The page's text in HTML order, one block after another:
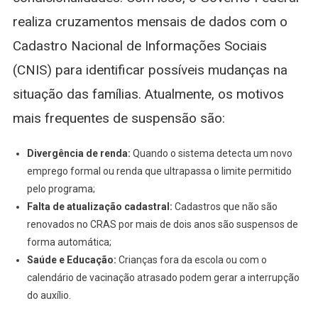
realiza cruzamentos mensais de dados com o
Cadastro Nacional de Informações Sociais
(CNIS) para identificar possíveis mudanças na
situação das famílias. Atualmente, os motivos
mais frequentes de suspensão são:
Divergência de renda: Quando o sistema detecta um novo
emprego formal ou renda que ultrapassa o limite permitido
pelo programa;
Falta de atualização cadastral: Cadastros que não são
renovados no CRAS por mais de dois anos são suspensos de
forma automática;
Saúde e Educação: Crianças fora da escola ou com o
calendário de vacinação atrasado podem gerar a interrupção
do auxílio.